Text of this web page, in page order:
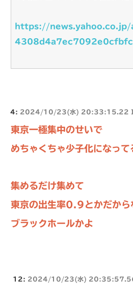
https://
4: 2024/10/23(水) 20:33:15.22
東京一極集中のせいで
めちゃくちゃ少子化になって
集めるだけ集めて
東京の出生率0.9とかだから
ブラックホールかよ
12: 2024/10/23(水)